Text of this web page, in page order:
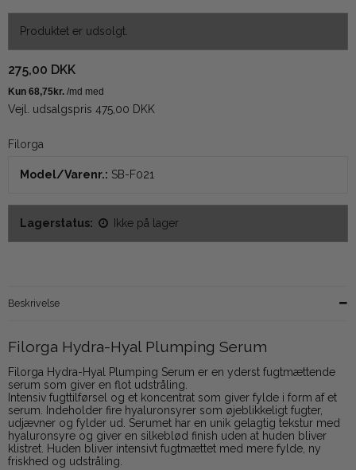
Produktet er udsolgt.
275,00 DKK
Vejl. udsalgspris 475,00 DKK
Filorga
Model/Varenr.: SB-F021
Lagerstatus: Ikke på lager
Beskrivelse
Filorga Hydra-Hyal Plumping Serum
Filorga Hydra-Hyal Plumping Serum er en yderst fugtmættende
serum som giver en flot udstråling.
Intensiv fugttilførsel og et koncentrat som giver fylde i form af et
serum. Indeholder fire hyaluronsyrer som øjeblikkeligt fugter,
udjævner og fylder ud. Serumet har en unik gelagtig tekstur med
hyaluronsyre og giver en silkeblød finish uden at huden bliver
klistret. Huden bliver intensivt fugtmættet med mere fylde, ny
friskhed og udstråling.